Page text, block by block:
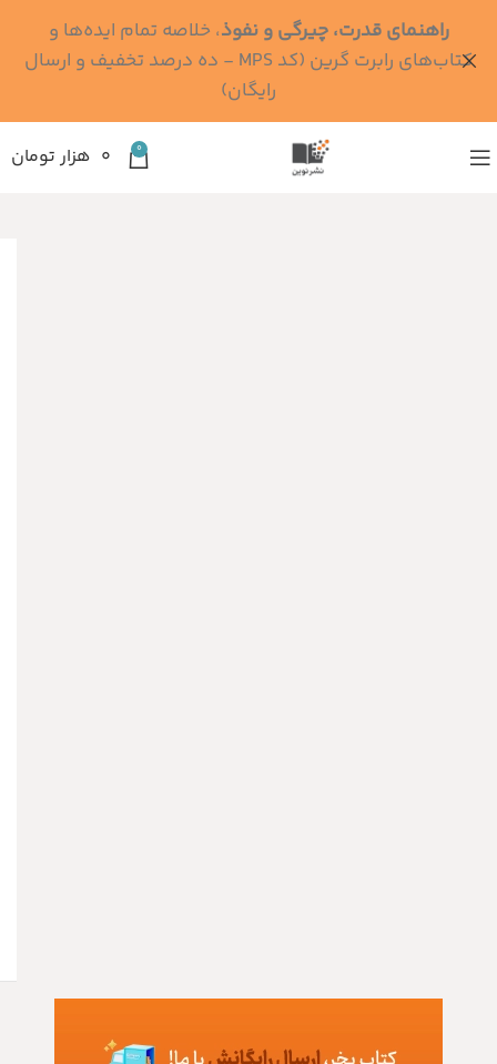
0 ۰ هزار تومان
راهنمای قدرت، چیرگی و نفوذ، خلاصه تمام ایده‌ها و
کتاب‌های رابرت گرین (کد MPS - ده درصد تخفیف و ارسال
رایگان)